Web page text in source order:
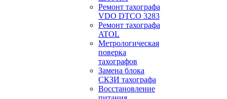
Ремонт тахографа
VDO DTCO 3283
Ремонт тахографа
ATOL
Метрологическая
поверка
тахографов
Замена блока
СКЗИ тахографа
Восстановление